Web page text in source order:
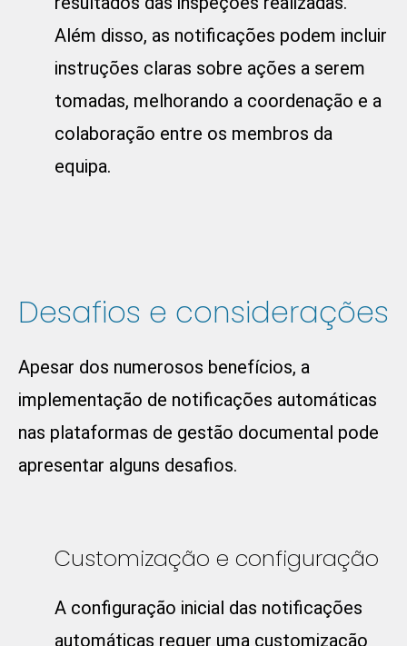
Além disso, as notificações podem incluir
instruções claras sobre ações a serem
tomadas, melhorando a coordenação e a
colaboração entre os membros da
equipa.
Desafios e considerações
Apesar dos numerosos benefícios, a
implementação de notificações automáticas
nas plataformas de gestão documental pode
apresentar alguns desafios.
Customização e configuração
A configuração inicial das notificações
automáticas requer uma customização